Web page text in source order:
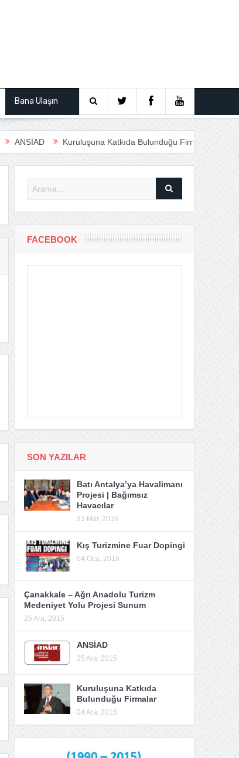
Bana Ulaşın
Kuruluşuna Katkıda Bulunduğu Firmalar Anfas
FACEBOOK
SON YAZILAR
Batı Antalya’ya Havalimanı
Projesi | Bağımsız
Havacılar
23 Mar, 2016
Kış Turizmine Fuar Dopingi
04 Oca, 2016
Çanakkale – Ağrı Anadolu Turizm
Medeniyet Yolu Projesi Sunum
25 Ara, 2015
ANSİAD
25 Ara, 2015
Kuruluşuna Katkıda
Bulunduğu Firmalar
04 Ara, 2015